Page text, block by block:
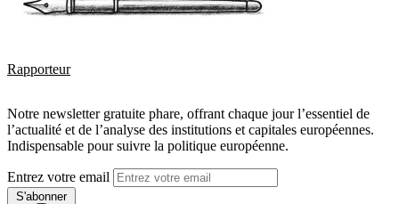
Rapporteur
Notre newsletter gratuite phare, offrant chaque jour l’essentiel de
l’actualité et de l’analyse des institutions et capitales européennes.
Indispensable pour suivre la politique européenne.
Entrez votre email
S'abonner